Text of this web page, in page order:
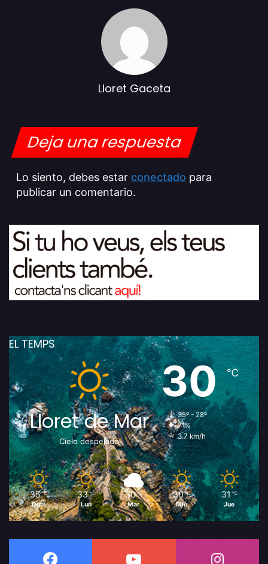
Lloret Gaceta
Deja una respuesta
Lo siento, debes estar conectado para
publicar un comentario.
EL TEMPS
Lloret de Mar
Cielo despejado
30℃
35º - 28º
71%
3.7 km/h
35 ℃
Dom
33 ℃
Lun
30 ℃
Mar
30 ℃
Mié
31 ℃
Jue